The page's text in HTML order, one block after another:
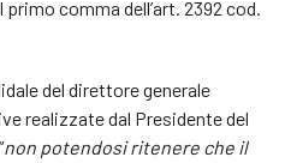
comma dell’art. 2392 cod.
del direttore generale
realizzate dal Presidente del
non potendosi ritenere che il